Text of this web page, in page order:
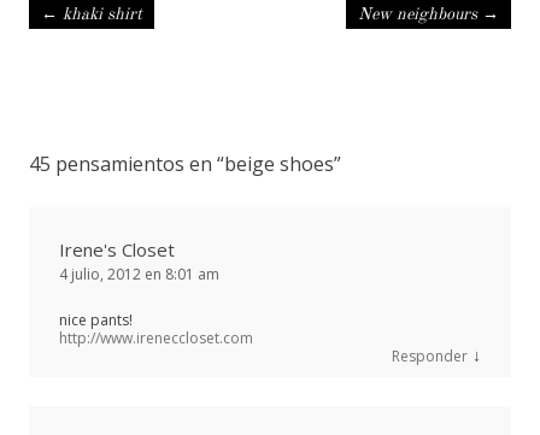
Navegación de entradas
← khaki shirt New neighbours →
45 pensamientos en “beige shoes”
Irene's Closet
4 julio, 2012 en 8:01 am
nice pants!
http://www.ireneccloset.com
Responder ↓